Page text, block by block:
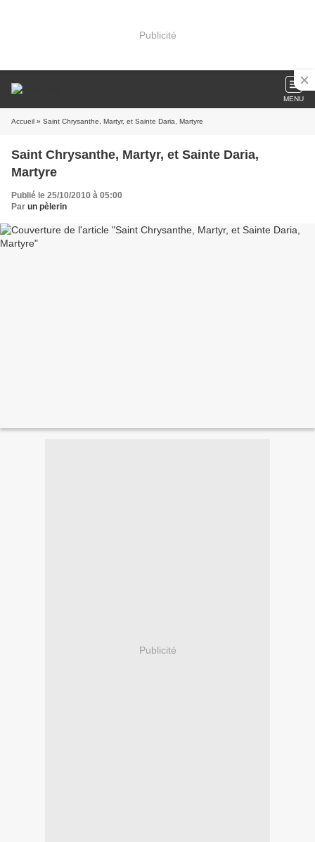
Publicité
MENU
Accueil » Saint Chrysanthe, Martyr, et Sainte Daria, Martyre
Saint Chrysanthe, Martyr, et Sainte Daria,
Martyre
Publié le 25/10/2010 à 05:00
Par un pèlerin
Publicité